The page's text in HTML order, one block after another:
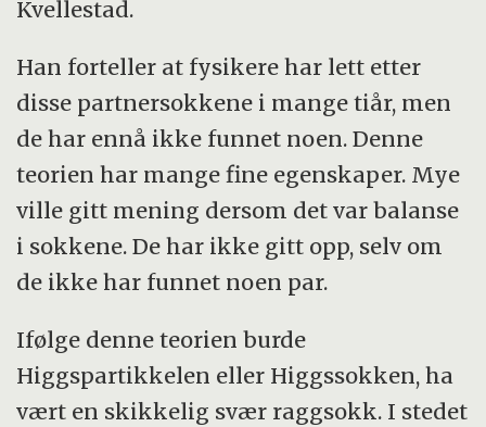
Kvellestad.
Han forteller at fysikere har lett etter
disse partnersokkene i mange tiår, men
de har ennå ikke funnet noen. Denne
teorien har mange fine egenskaper. Mye
ville gitt mening dersom det var balanse
i sokkene. De har ikke gitt opp, selv om
de ikke har funnet noen par.
Ifølge denne teorien burde
Higgspartikkelen eller Higgssokken, ha
vært en skikkelig svær raggsokk. I stedet